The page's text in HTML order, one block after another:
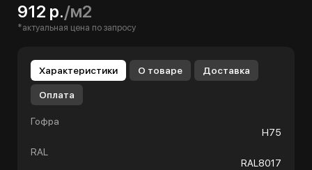
912 р./м2
*актуальная цена по запросу
Характеристики О товаре Доставка
Оплата
Гофра
Н75
RAL
RAL8017